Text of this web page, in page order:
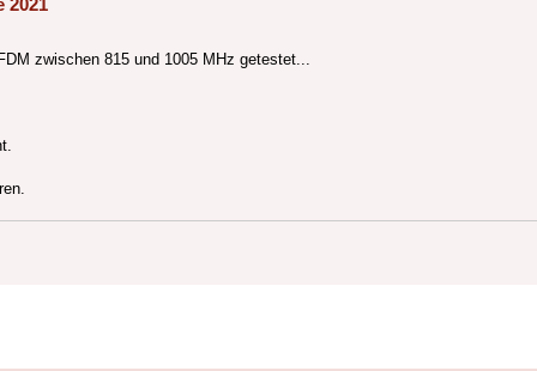
2021
zwischen 815 und 1005 MHz getestet...